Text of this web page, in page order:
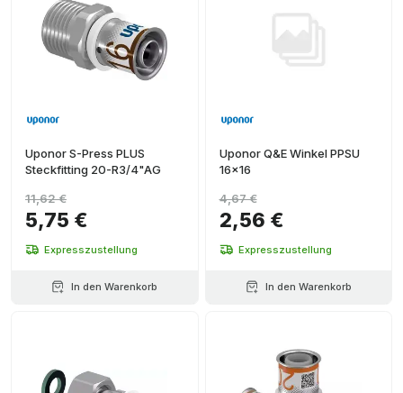
Uponor S-Press PLUS
Steckfitting 20-R3/4"AG
5,75 €
11,62 €
Expresszustellung
In den Warenkorb
Uponor Q&E Winkel PPSU
16x16
2,56 €
4,67 €
Expresszustellung
In den Warenkorb